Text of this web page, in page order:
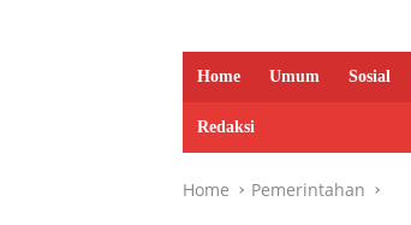
Home Umum Sosial
Redaksi
Home Pemerintahan